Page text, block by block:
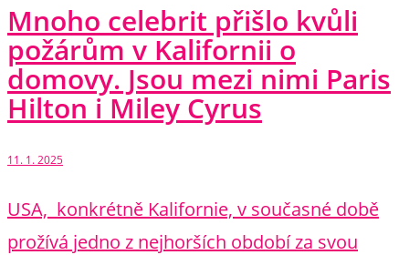
Mnoho celebrit přišlo kvůli
požárům v Kalifornii o
domovy. Jsou mezi nimi Paris
Hilton i Miley Cyrus
11. 1. 2025
USA, konkrétně Kalifornie, v současné době
prožívá jedno z nejhorších období za svou